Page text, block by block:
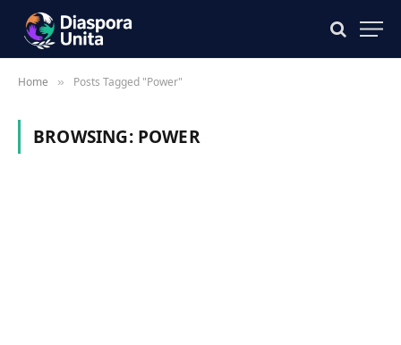
Home » Posts Tagged "Power"
BROWSING: POWER